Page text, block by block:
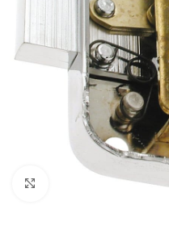
Click to enlarge